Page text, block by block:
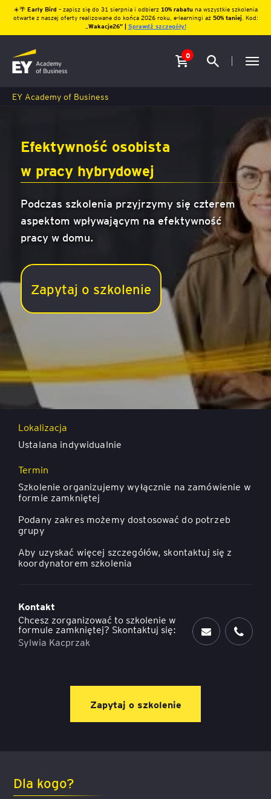
☀️🌴 Early Bird – zapisz się do 31 sierpnia i odbierz10% rabatu na wszystkie szkolenia
otwarte z naszej oferty realizowane do końca 2026 roku, e-learningi aż 50% taniej. Kod:
Wakacje26″ | Sprawdź szczegóły!
0
EY Academy of Business
Efektywność osobista
w pracy hybrydowej
Podczas szkolenia przyjrzymy się czterem
aspektom wpływającym na efektywność
pracy w domu.
Zapytaj o szkolenie
Dla kogo?
Efektywność osobista
w pracy hybrydowej
Lokalizacja
Ustalana indywidualnie
Termin
Szkolenie organizujemy wyłącznie na zamówienie w
formie zamkniętej
Podany zakres możemy dostosować do potrzeb
grupy
Aby uzyskać więcej szczegółów, skontaktuj się z
koordynatorem szkolenia
Kontakt
Chcesz zorganizować to szkolenie w
formule zamkniętej? Skontaktuj się:
Sylwia Kacprzak
Zapytaj o szkolenie